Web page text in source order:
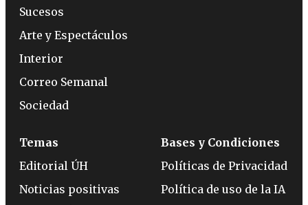
Sucesos
Arte y Espectáculos
Interior
Correo Semanal
Sociedad
Temas
Editorial ÚH
Noticias positivas
Bases y Condiciones
Políticas de Privacidad
Política de uso de la IA